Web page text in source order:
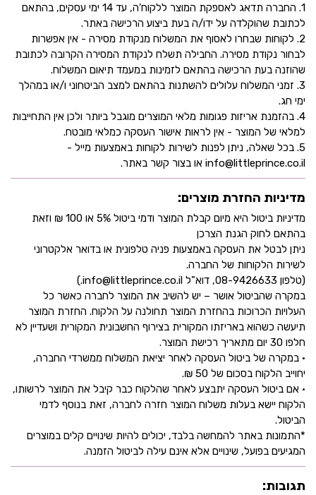
1. החברה תדאג לאספקת המוצר ללקוח'ה, עד 14 ימי עסקים, בהתאם
לכתובת שהוקלדה על ידו/ה בעת ביצוע הרכישה באתר.
2. לקוחות שבחרו לאסוף את המשלוח מנקודת מסירה - אין אפשרות
לבחור נקודת מסירה. החבילה תשלח לנקודת המסירה הקרובה לכתובת
שהוזנה בעת הרכישה בהתאם לזמינות במעמד תיאום המשלוח.
3. זמני המשלוח עלולים להשתנות בהתאם למצב הביטחוני ו/או במהלך
ימי חג.
4. בהזמנת אריזות פגומות מלאי המוצרים מוגבל ביותר ולכן אין התחייבות
למלאי של המוצר - אין לראות אישור העסקה כמלאי מובטח.
5. בכל שאלה, ניתן לפנות לשירות לקוחות באמצעות מייל -
info@littleprince.co.il או בצור קשר באתר.
מדיניות החזרת מוצרים:
מדיניות ביטול היא מיום קבלת המוצר ודמי ביטול 5% או 100 ₪ וזאת
בהתאם לחוק הגנת הצרכן
ניתן לבטל את העסקה באמצעות פניה טלפונית או בדואר אלקטרוני
לשירות הלקוחות של החברה.
(טלפון 08-9426633, דוא”ל info@littleprince.co.il.)
במקרה שהביטול אושר – יש להשיב את המוצר לחברה כאשר כל
העלויות הכרוכות בהחזרת המוצר תחולנה על הלקוח. החזרת המוצר
תיעשה כשהוא באריזתו המקורית בצירוף החשבונית המקורית ושעדיין לא
חלפו 30 יום מתאריך רכישת המוצר.
• במקרה של ביטול העסקה לאחר יציאת המשלוח ממשרדי החברה,
יחוייב הלקוח בסכום של 50 ₪.
• אם ביטול העסקה יתבצע לאחר שהלקוח כבר קיבל את המוצר לרשותו,
הלקוח יישא בעלות משלוח המוצר חזרה לחברה, זאת בנוסף לדמי
הביטול.
*התמונות באתר להמחשה בלבד, יכולים להיות שינויים קלים במוצרים
המגיעים בפועל, שינויים אלא אינם עילה לביטול הזמנה.
תגובות: